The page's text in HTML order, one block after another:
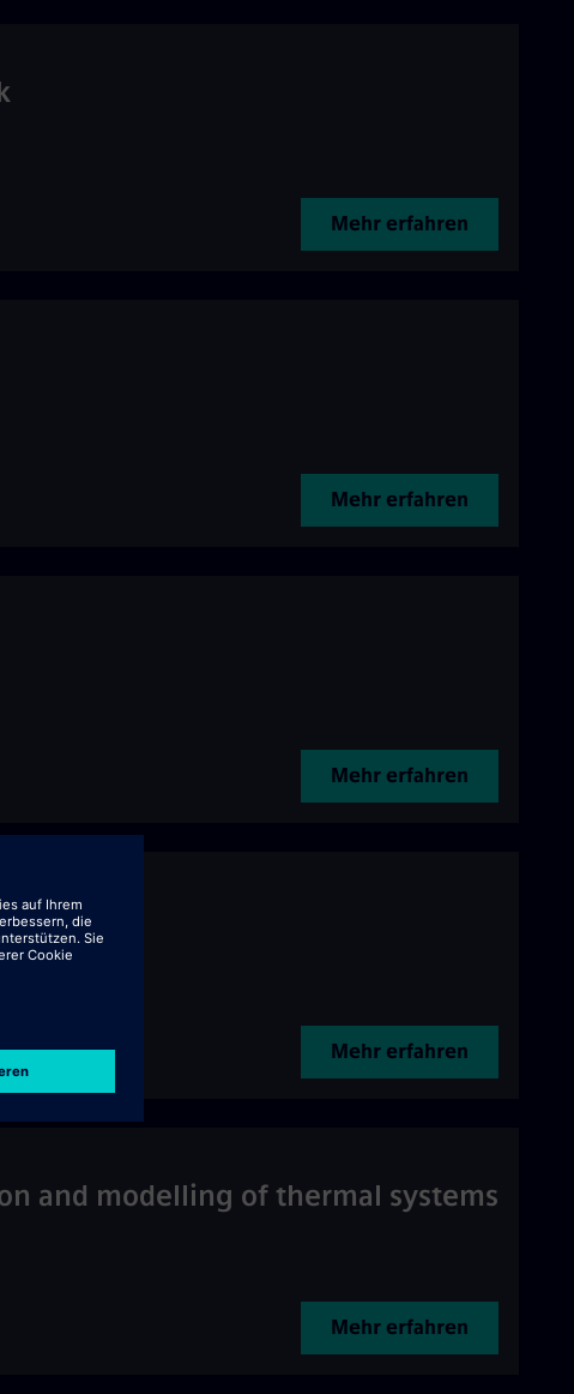
Mehr erfahren
Mehr erfahren
Mehr erfahren
Mehr erfahren
and modelling of thermal systems
Mehr erfahren